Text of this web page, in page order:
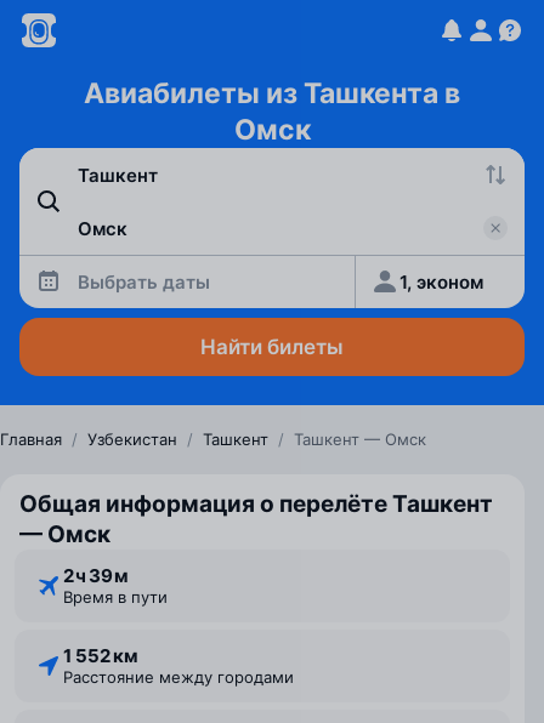
Авиабилеты из Ташкента в
Омск
Выбрать даты 1, эконом
Найти билеты
Главная / Узбекистан / Ташкент / Ташкент — Омск
Общая информация о перелёте Ташкент
— Омск
2 ⁠ч 39 ⁠м
Время в пути
1 552 км
Расстояние между городами